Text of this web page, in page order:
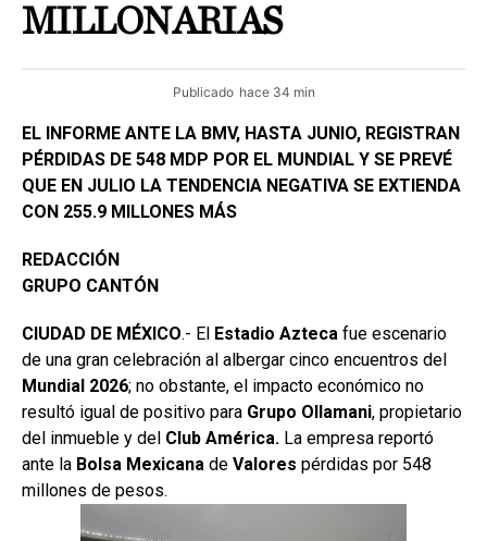
MILLONARIAS
Publicado hace 34 min
EL INFORME ANTE LA BMV, HASTA JUNIO, REGISTRAN
PÉRDIDAS DE 548 MDP POR EL MUNDIAL Y SE PREVÉ
QUE EN JULIO LA TENDENCIA NEGATIVA SE EXTIENDA
CON 255.9 MILLONES MÁS
REDACCIÓN
GRUPO CANTÓN
CIUDAD DE MÉXICO.- El Estadio Azteca fue escenario
de una gran celebración al albergar cinco encuentros del
Mundial 2026; no obstante, el impacto económico no
resultó igual de positivo para Grupo Ollamani, propietario
del inmueble y del Club América. La empresa reportó
ante la Bolsa Mexicana de Valores pérdidas por 548
millones de pesos.